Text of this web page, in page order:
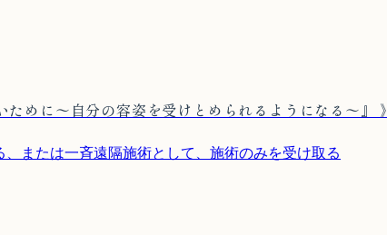
めに〜自分の容姿を受けとめられるようになる〜』 》
または一斉遠隔施術として、施術のみを受け取る